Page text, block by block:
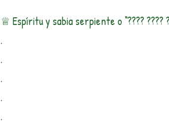
♕ Espíritu y sabia serpiente o “???? ????
.
.
.
.
.